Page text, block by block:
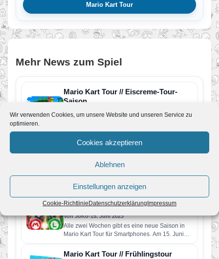
Wir verwenden Cookies, um unsere Website und unseren Service zu
optimieren.
Cookies akzeptieren
Ablehnen
Einstellungen anzeigen
Cookie-Richtlinie Datenschutzerklärung Impressum
Mario Kart Tour
Mehr News zum Spiel
Mario Kart Tour // Eiscreme-Tour-
Saison
Mario Kart Tour // Röhren Tour
Alle zwei Wochen gibt es eine neue Saison in
Mario Kart Tour für Smartphones. Am 13. Juli
startet…
Mario Kart Tour // Mario vs. Luigi
Tour
Von JoKo•15. Juni 2023
Alle zwei Wochen gibt es eine neue Saison in
Mario Kart Tour für Smartphones. Am 15. Juni
startet…
Mario Kart Tour // Frühlingstour